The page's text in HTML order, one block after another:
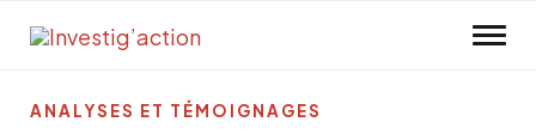
ANALYSES ET TÉMOIGNAGES